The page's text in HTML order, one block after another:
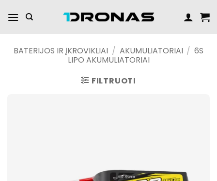
turinį
BATERIJOS IR ĮKROVIKLIAI / AKUMULIATORIAI / 6S
LIPO AKUMULIATORIAI
FILTRUOTI